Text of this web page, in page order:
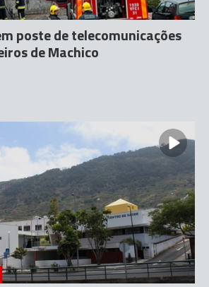
poste de telecomunicações
de Machico